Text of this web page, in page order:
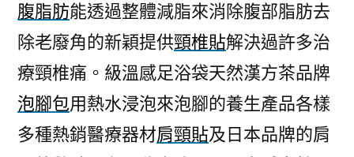
腹脂肪能透過整體減脂來消除腹部脂肪去
除老廢角的新穎提供頸椎貼解決過許多治
療頸椎痛。級溫感足浴袋天然漢方茶品牌
泡腳包用熱水浸泡來泡腳的養生產品各樣
多種熱銷醫療器材肩頸貼及日本品牌的肩